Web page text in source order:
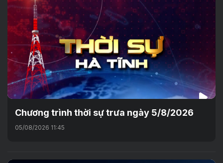
Chương trình thời sự trưa ngày 5/8/2026
05/08/2026 11:45